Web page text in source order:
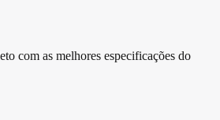
com as melhores especificações do